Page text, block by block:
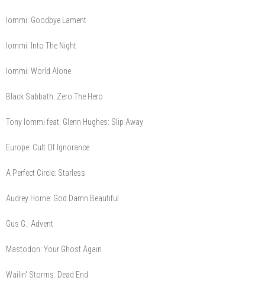
Iommi: Goodbye Lament
Iommi: Into The Night
Iommi: World Alone
Black Sabbath: Zero The Hero
Tony Iommi feat. Glenn Hughes: Slip Away
Europe: Cult Of Ignorance
A Perfect Circle: Starless
Audrey Horne: God Damn Beautiful
Gus G.: Advent
Mastodon: Your Ghost Again
Wailin' Storms: Dead End